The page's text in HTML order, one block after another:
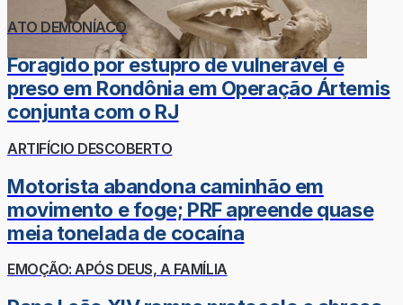
ATO DEMONÍACO
Foragido por estupro de vulnerável é
preso em Rondônia em Operação Ártemis
conjunta com o RJ
ARTIFÍCIO DESCOBERTO
Motorista abandona caminhão em
movimento e foge; PRF apreende quase
meia tonelada de cocaína
EMOÇÃO: APÓS DEUS, A FAMÍLIA